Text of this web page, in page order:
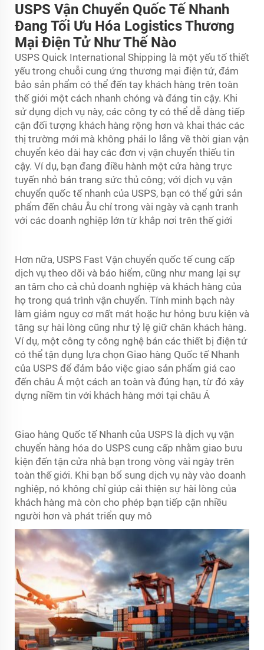
USPS Vận Chuyển Quốc Tế Nhanh
Đang Tối Ưu Hóa Logistics Thương
Mại Điện Tử Như Thế Nào
USPS Quick International Shipping là một yếu tố thiết
yếu trong chuỗi cung ứng thương mại điện tử, đảm
bảo sản phẩm có thể đến tay khách hàng trên toàn
thế giới một cách nhanh chóng và đáng tin cậy. Khi
sử dụng dịch vụ này, các công ty có thể dễ dàng tiếp
cận đối tượng khách hàng rộng hơn và khai thác các
thị trường mới mà không phải lo lắng về thời gian vận
chuyển kéo dài hay các đơn vị vận chuyển thiếu tin
cậy. Ví dụ, bạn đang điều hành một cửa hàng trực
tuyến nhỏ bán trang sức thủ công; với dịch vụ vận
chuyển quốc tế nhanh của USPS, bạn có thể gửi sản
phẩm đến châu Âu chỉ trong vài ngày và cạnh tranh
với các doanh nghiệp lớn từ khắp nơi trên thế giới
Hơn nữa, USPS Fast Vận chuyển quốc tếcung cấp
dịch vụ theo dõi và bảo hiểm, cũng như mang lại sự
an tâm cho cả chủ doanh nghiệp và khách hàng của
họ trong quá trình vận chuyển. Tính minh bạch này
làm giảm nguy cơ mất mát hoặc hư hỏng bưu kiện và
tăng sự hài lòng cũng như tỷ lệ giữ chân khách hàng.
Ví dụ, một công ty công nghệ bán các thiết bị điện tử
có thể tận dụng lựa chọn Giao hàng Quốc tế Nhanh
của USPS để đảm bảo việc giao sản phẩm giá cao
đến châu Á một cách an toàn và đúng hạn, từ đó xây
dựng niềm tin với khách hàng mới tại châu Á
Giao hàng Quốc tế Nhanh của USPS là dịch vụ vận
chuyển hàng hóa do USPS cung cấp nhằm giao bưu
kiện đến tận cửa nhà bạn trong vòng vài ngày trên
toàn thế giới. Khi bạn bổ sung dịch vụ này vào doanh
nghiệp, nó không chỉ giúp cải thiện sự hài lòng của
khách hàng mà còn cho phép bạn tiếp cận nhiều
người hơn và phát triển quy mô